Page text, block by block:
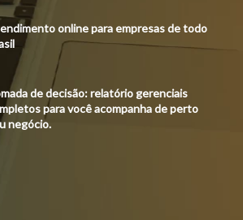
online para empresas de todo
de decisão: relatório gerenciais
para você acompanha de perto
negócio.